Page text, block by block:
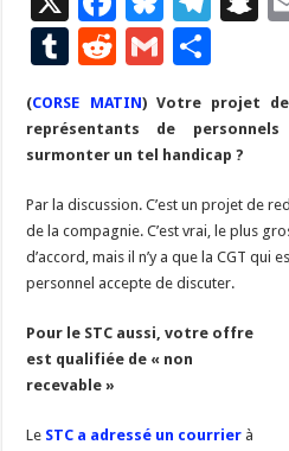
ac
e
b
o
o
k
u
es
ky gr
a
m
p
h
T
m
bl
r
R
d
di
t
G
ai
l
ar
ta
g
er
(CORSE MATIN) Votre projet
représentants de
surmonter un tel handicap ?
Par la discussion. C’est un projet de
de la compagnie. C’est vrai, le plus
d’accord, mais il n’y a que la CGT qui
personnel accepte de discuter.
Pour le STC aussi, votre offre
est qualifiée de « non
recevable »
Le STC a adressé un courrier à